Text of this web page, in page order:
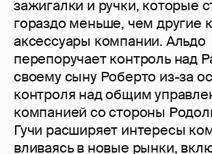
зажигалки и ручки, которые
гораздо меньше, чем другие
аксессуары компании. Альдо
перепоручает контроль над
своему сыну Роберто из-за
контроля над общим
компанией со стороны
Гучи расширяет интересы
вливаясь в новые рынки,